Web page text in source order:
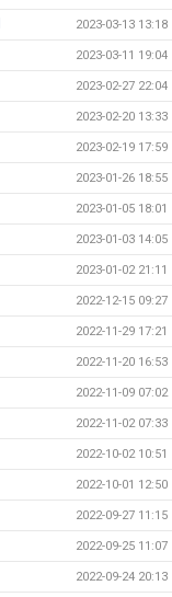
2023-03-13 13:18
2023-03-11 19:04
2023-02-27 22:04
2023-02-20 13:33
2023-02-19 17:59
2023-01-26 18:55
2023-01-05 18:01
2023-01-03 14:05
2023-01-02 21:11
2022-12-15 09:27
2022-11-29 17:21
2022-11-20 16:53
2022-11-09 07:02
2022-11-02 07:33
2022-10-02 10:51
2022-10-01 12:50
2022-09-27 11:15
2022-09-25 11:07
2022-09-24 20:13